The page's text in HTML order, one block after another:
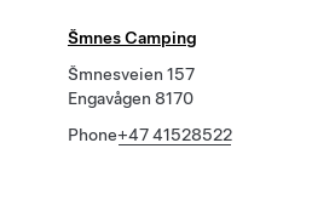
Šmnes Camping
Šmnesveien 157
Engavågen 8170
Phone+47 41528522